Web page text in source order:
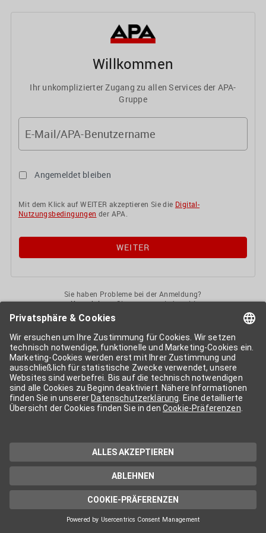
Willkommen
Ihr unkomplizierter Zugang zu allen Services der APA-
Gruppe
E-Mail/APA-Benutzername
Angemeldet bleiben
Mit dem Klick auf WEITER akzeptieren Sie die Digital-
Nutzungsbedingungen der APA.
Sie haben Probleme bei der Anmeldung?
KontaktierenSie uns gerne jederzeit!
APA-User
Services der APA-Gruppe. Für die Nutzung der einzelnen Anwendungen
kann eine weitere Freischaltung nötig sein. Kosten fallen nur nach einer
Bestellung und genauer Kosteninformation an.
Wenn nicht anders erwähnt, gelten dieAllgemeinen
Geschäftsbedingungender APA - Austria Presse Agentur.
Die von Ihnen angegebenen Daten werden ausschließlich für die
Zwecke der Demo-Nutzung bzw. des Vertragsverhältnisses genutzt.
Eine darüber hinaus gehende oder andersartige Verwendung ist nur mit
technischen Support stehen wir Ihnen jederzeit gerne zur Verfügung.
Datenschutzerklärung
Cookie-Präferenzen